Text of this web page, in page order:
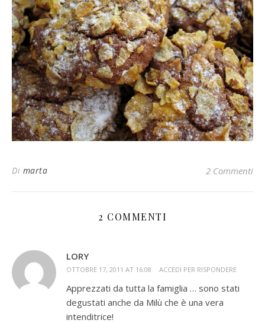
Di marta 2 Commenti
2 COMMENTI
LORY
OTTOBRE 17, 2011 AT 16:08 ACCEDI PER RISPONDERE
Apprezzati da tutta la famiglia … sono stati
degustati anche da Milù che è una vera
intenditrice!